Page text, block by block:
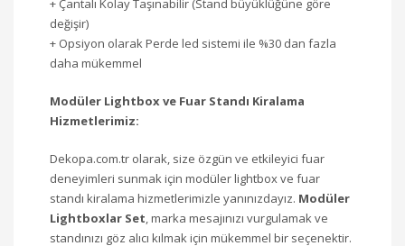
değişir)
+ Opsiyon olarak Perde led sistemi ile %30 dan fazla
daha mükemmel
Modüler Lightbox ve Fuar Standı Kiralama
Hizmetlerimiz:
Dekopa.com.tr olarak, size özgün ve etkileyici fuar
deneyimleri sunmak için modüler lightbox ve fuar
standı kiralama hizmetlerimizle yanınızdayız. Modüler
Lightboxlar Set , marka mesajınızı vurgulamak ve
standınızı göz alıcı kılmak için mükemmel bir seçenektir.